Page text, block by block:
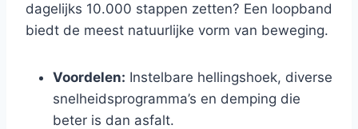
dagelijks 10.000 stappen zetten? Een loopband
biedt de meest natuurlijke vorm van beweging.
Voordelen: Instelbare hellingshoek, diverse
snelheidsprogramma’s en demping die
beter is dan asfalt.